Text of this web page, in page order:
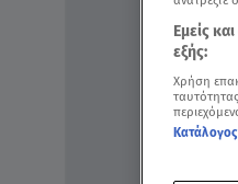
Εμείς
εξής:
Χρήση